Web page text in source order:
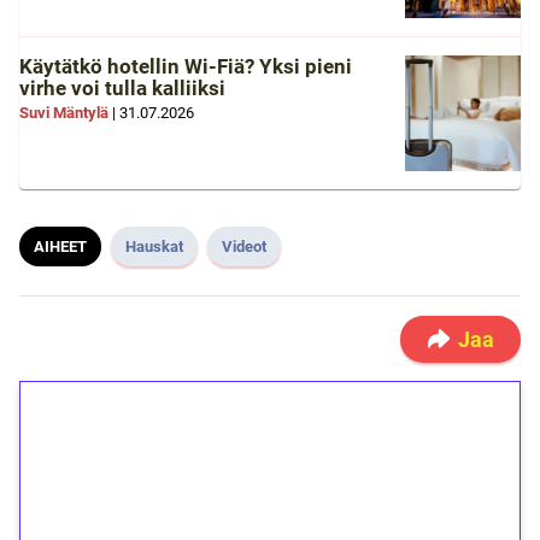
Käytätkö hotellin Wi-Fiä? Yksi pieni
virhe voi tulla kalliiksi
Suvi Mäntylä | 31.07.2026
AIHEET Hauskat Videot
Jaa